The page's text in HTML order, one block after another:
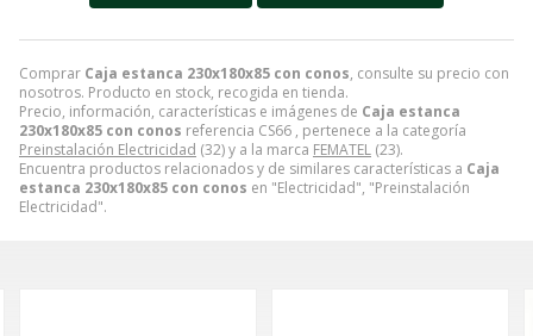
Comprar Caja estanca 230x180x85 con conos, consulte su precio con
nosotros. Producto en stock, recogida en tienda.
Precio, información, características e imágenes de Caja estanca
230x180x85 con conos referencia CS66 , pertenece a la categoría
Preinstalación Electricidad (32) y a la marca FEMATEL (23).
Encuentra productos relacionados y de similares características a Caja
estanca 230x180x85 con conos en "Electricidad", "Preinstalación
Electricidad".